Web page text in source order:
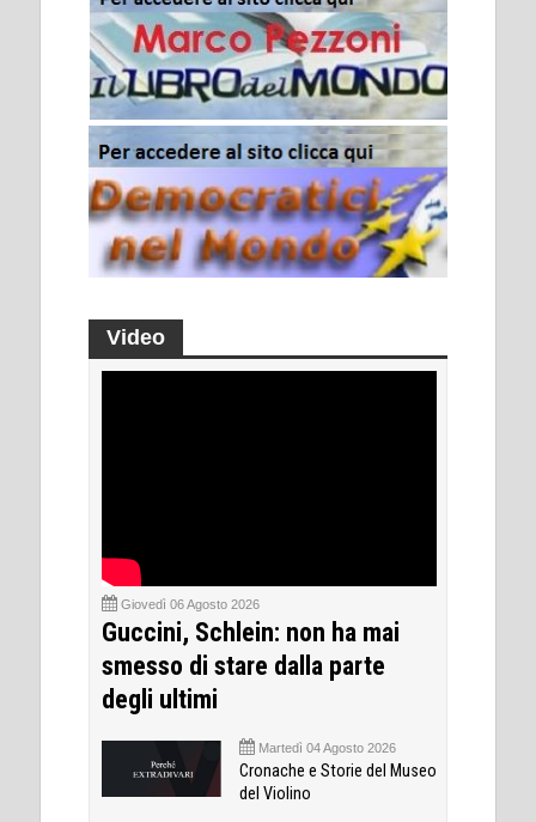
Video
Giovedì 06 Agosto 2026
Guccini, Schlein: non ha mai
smesso di stare dalla parte
degli ultimi
Martedì 04 Agosto 2026
Cronache e Storie del Museo
del Violino